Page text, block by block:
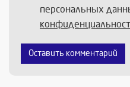
персональных
Оставить комментарий